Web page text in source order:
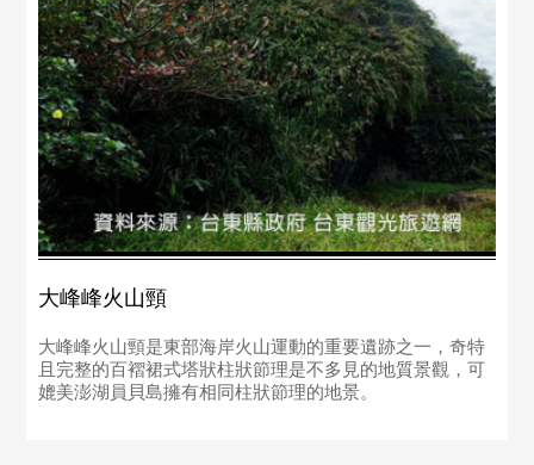
大峰峰火山頸
大峰峰火山頸是東部海岸火山運動的重要遺跡之一，奇特
且完整的百褶裙式塔狀柱狀節理是不多見的地質景觀，可
媲美澎湖員貝島擁有相同柱狀節理的地景。